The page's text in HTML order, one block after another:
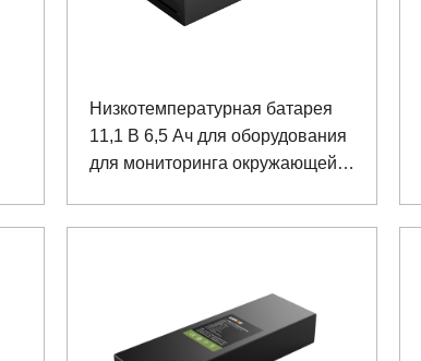
Низкотемпературная батарея
11,1 В 6,5 Ач для оборудования
для мониторинга окружающей